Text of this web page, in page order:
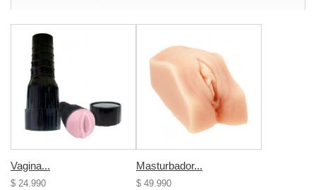
Vagina...
$ 24.990
Masturbador...
$ 49.990